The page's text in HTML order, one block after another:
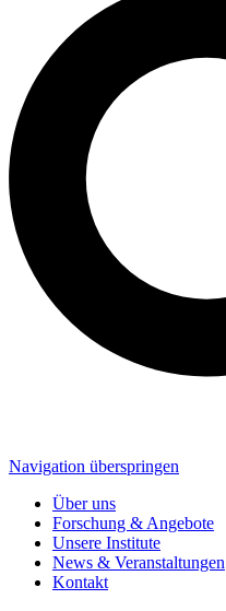
Navigation überspringen
Über uns
Forschung & Angebote
Unsere Institute
News & Veranstaltungen
Kontakt